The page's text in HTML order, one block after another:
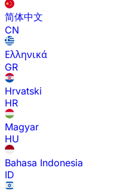
简体中文
CN
Ελληνικά
GR
Hrvatski
HR
Magyar
HU
Bahasa Indonesia
ID